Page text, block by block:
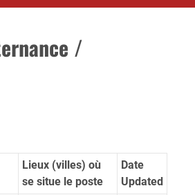
/
Lieux (villes) où
se situe le poste
Date
Updated